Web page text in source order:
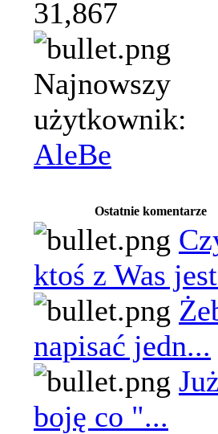
31,867
Najnowszy
użytkownik:
AleBe
Ostatnie komentarze
ktoś z Was
napisać jedn...
boję co "...